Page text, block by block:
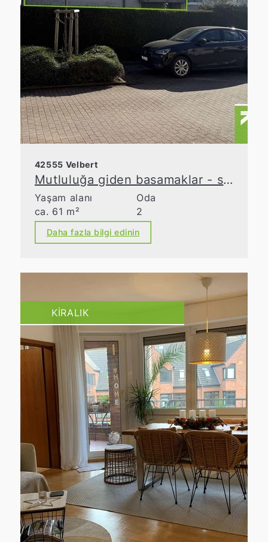
42555 Velbert
Mutluluğa giden basamaklar - sakin bir konumda bulunan çekici daire
Yaşam alanı
ca. 61 m²
Oda
2
Daha fazla bilgi edinin
KIRALIK